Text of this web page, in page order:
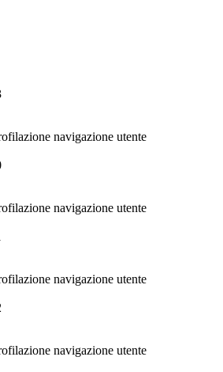
navigazione utente
navigazione utente
navigazione utente
navigazione utente